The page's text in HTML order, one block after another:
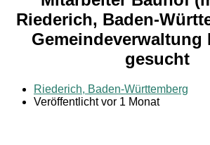
Riederich, Baden-
Gemeindeverwaltung
gesucht
Riederich, Baden-Württemberg
Veröffentlicht vor 1 Monat